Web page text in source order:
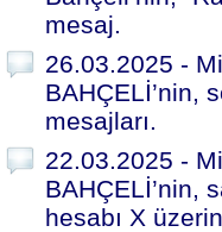
mesaj.
26.03.2025 -
BAHÇELİ’nin,
mesajları.
22.03.2025 -
BAHÇELİ’nin,
hesabı X